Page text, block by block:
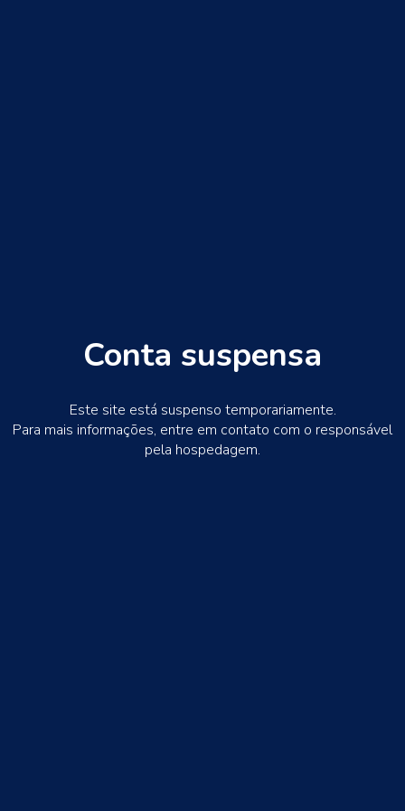
Conta suspensa
Este site está suspenso temporariamente.
Para mais informações, entre em contato com o responsável
pela hospedagem.